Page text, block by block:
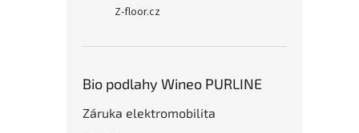
Z-floor.cz
Bio podlahy Wineo PURLINE
Záruka elektromobilita